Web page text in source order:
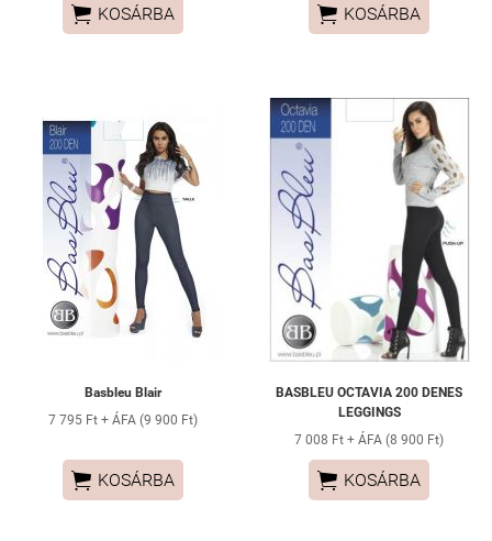
 KOSÁRBA  KOSÁRBA
Basbleu Blair
7 795 Ft + ÁFA (9 900 Ft)
 KOSÁRBA
BASBLEU OCTAVIA 200 DENES
LEGGINGS
7 008 Ft + ÁFA (8 900 Ft)
 KOSÁRBA